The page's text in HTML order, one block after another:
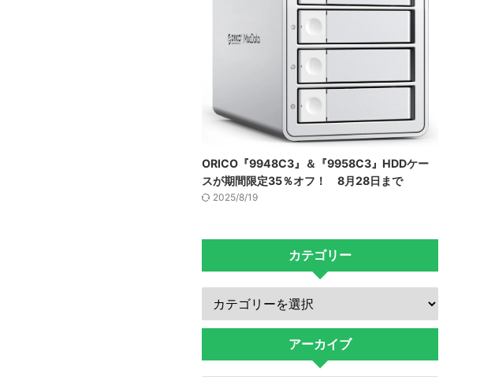
ORICO『9948C3』＆『9958C3』HDDケー
スが期間限定35％オフ！ 8月28日まで
2025/8/19
カテゴリー
アーカイブ